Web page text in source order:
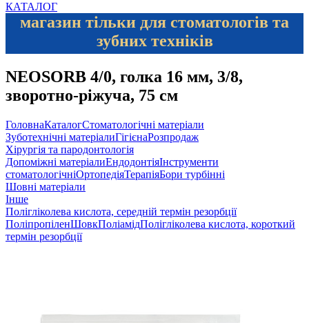
КАТАЛОГ
магазин тільки для стоматологів та
зубних техніків
NEOSORB 4/0, голка 16 мм, 3/8,
зворотно-ріжуча, 75 см
ГоловнаКаталогСтоматологічні матеріали
Зуботехнічні матеріалиГігієнаРозпродаж
Хірургія та пародонтологія
Допоміжні матеріалиЕндодонтіяІнструменти
стоматологічніОртопедіяТерапіяБори турбінні
Шовні матеріали
Інше
Полігліколева кислота, середній термін резорбції
ПоліпропіленШовкПоліамідПолігліколева кислота, короткий
термін резорбції